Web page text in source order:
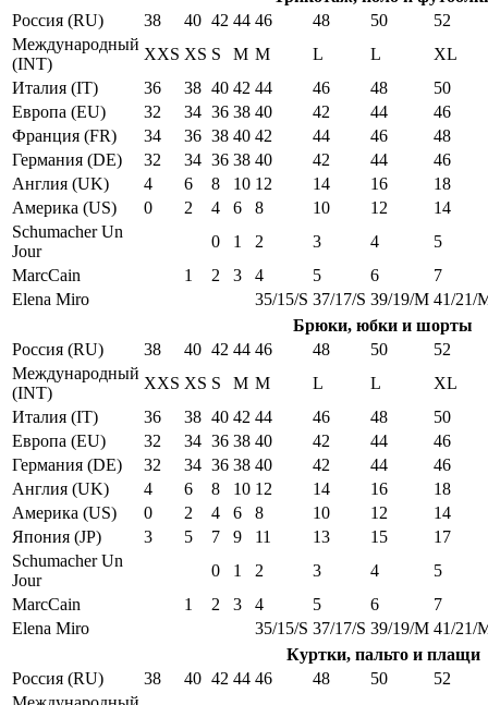
Россия (RU)
38 40 42 44 46 48 50
52
Международный
(INT)
XXS XS S M M L L
XL
Италия (IT)
36 38 40 42 44 46 48
50
Европа (EU)
32 34 36 38 40 42 44
46
Франция (FR)
34 36 38 40 42 44 46
48
Германия (DE)
32 34 36 38 40 42 44
46
Англия (UK)
4 6 8 10 12 14 16
18
Америка (US)
0 2 4 6 8 10 12
14
Schumacher Un
Jour
0 1 2 3 4
5
MarcCain
1 2 3 4 5 6
7
Elena Miro
35/15/S 37/17/S 39/19/M 41/21/
Брюки, юбки и шорты
Россия (RU)
38 40 42 44 46 48 50
52
Международный
(INT)
XXS XS S M M L L
XL
Италия (IT)
36 38 40 42 44 46 48
50
Европа (EU)
32 34 36 38 40 42 44
46
Германия (DE)
32 34 36 38 40 42 44
46
Англия (UK)
4 6 8 10 12 14 16
18
Америка (US)
0 2 4 6 8 10 12
14
Япония (JP)
3 5 7 9 11 13 15
17
Schumacher Un
Jour
0 1 2 3 4
5
MarcCain
1 2 3 4 5 6
7
Elena Miro
35/15/S 37/17/S 39/19/M 41/21/
Куртки, пальто и плащи
Россия (RU)
38 40 42 44 46 48 50
52